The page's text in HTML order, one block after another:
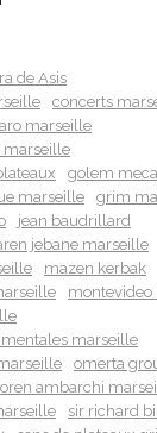
de Asis
concerts
marseille
marseille
golem
marseille
grim
jean baudrillard
jebane marseille
mazen kerbak
marseille
omerta
oren ambarchi
sir richard